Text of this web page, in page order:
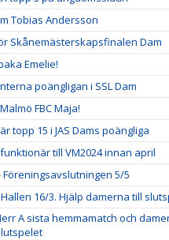
Tobias Andersson
Skånemästerskapsfinalen Dam
Emelie!
poängligan i SSL Dam
FBC Maja!
topp 15 i JAS Dams poängliga
till VM2024 innan april
Föreningsavslutningen 5/5
16/3. Hjälp damerna till
A sista hemmamatch och